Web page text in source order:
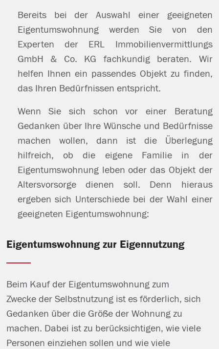
Bereits bei der Auswahl einer geeigneten
Eigentumswohnung werden Sie von den
Experten der ERL Immobilienvermittlungs
GmbH & Co. KG fachkundig beraten. Wir
helfen Ihnen ein passendes Objekt zu finden,
das Ihren Bedürfnissen entspricht.
Wenn Sie sich schon vor einer Beratung
Gedanken über Ihre Wünsche und Bedürfnisse
machen wollen, dann ist die Überlegung
hilfreich, ob die eigene Familie in der
Eigentumswohnung leben oder das Objekt der
Altersvorsorge dienen soll. Denn hieraus
ergeben sich Unterschiede bei der Wahl einer
geeigneten Eigentumswohnung:
Eigentumswohnung zur Eigennutzung
Beim Kauf der Eigentumswohnung zum
Zwecke der Selbstnutzung ist es förderlich, sich
Gedanken über die Größe der Wohnung zu
machen. Dabei ist zu berücksichtigen, wie viele
Personen einziehen sollen und wie viele